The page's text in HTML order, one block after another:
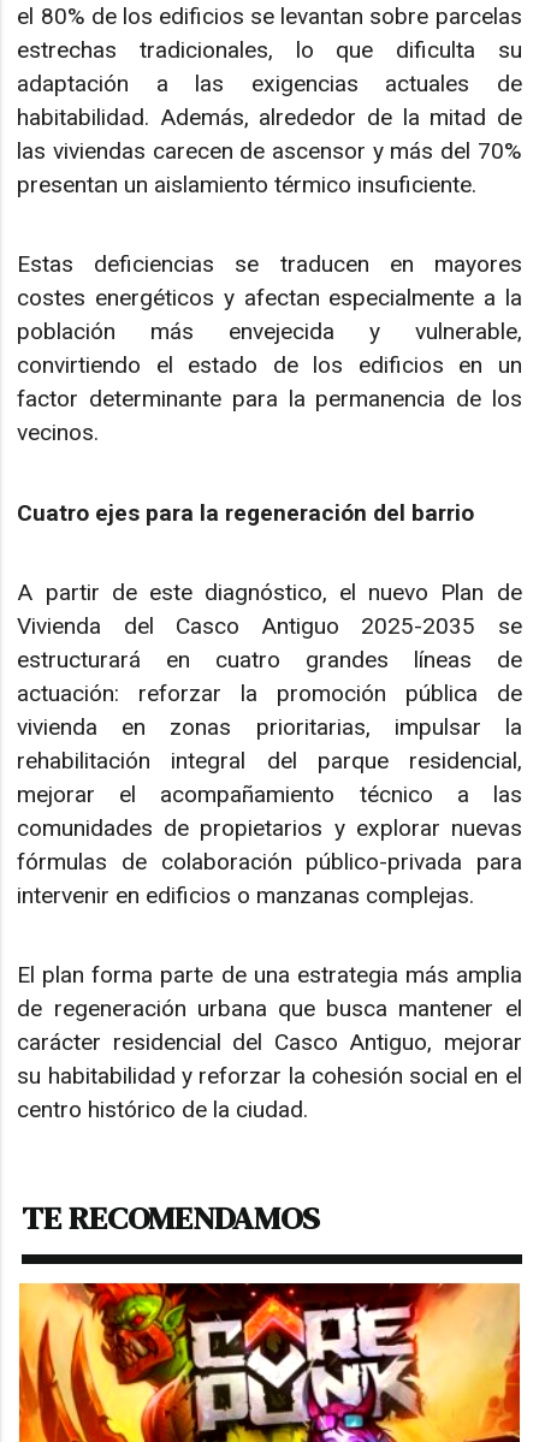
el 80% de los edificios se levantan sobre parcelas
estrechas tradicionales, lo que dificulta su
adaptación a las exigencias actuales de
habitabilidad. Además, alrededor de la mitad de
las viviendas carecen de ascensor y más del 70%
presentan un aislamiento térmico insuficiente.
Estas deficiencias se traducen en mayores
costes energéticos y afectan especialmente a la
población más envejecida y vulnerable,
convirtiendo el estado de los edificios en un
factor determinante para la permanencia de los
vecinos.
Cuatro ejes para la regeneración del barrio
A partir de este diagnóstico, el nuevo Plan de
Vivienda del Casco Antiguo 2025-2035 se
estructurará en cuatro grandes líneas de
actuación: reforzar la promoción pública de
vivienda en zonas prioritarias, impulsar la
rehabilitación integral del parque residencial,
mejorar el acompañamiento técnico a las
comunidades de propietarios y explorar nuevas
fórmulas de colaboración público-privada para
intervenir en edificios o manzanas complejas.
El plan forma parte de una estrategia más amplia
de regeneración urbana que busca mantener el
carácter residencial del Casco Antiguo, mejorar
su habitabilidad y reforzar la cohesión social en el
centro histórico de la ciudad.
TE RECOMENDAMOS